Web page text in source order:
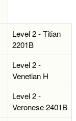
Level 2 - Titian
2201B
Level 2 -
Venetian H
Level 2 -
Veronese 2401B